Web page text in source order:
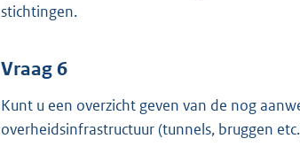
stichtingen.
Vraag 6
Kunt u een overzicht geven van de nog
overheidsinfrastructuur (tunnels, bruggen